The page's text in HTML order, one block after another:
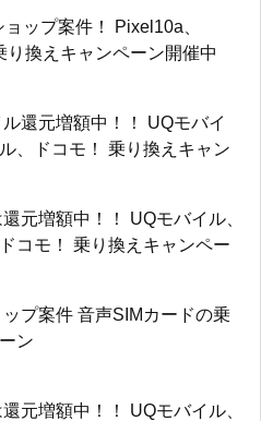
ップ案件！ Pixel10a、
り換えキャンペーン開催中
還元増額中！！ UQモバイ
、ドコモ！ 乗り換えキャン
元増額中！！ UQモバイル、
コモ！ 乗り換えキャンペー
ップ案件 音声SIMカードの乗
ン
元増額中！！ UQモバイル、